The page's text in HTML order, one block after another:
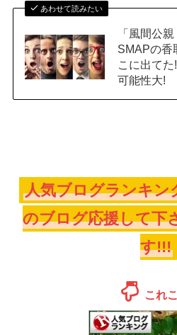
あわせて読みたい
「風間公
SMAPの香
こに出て
可能性大!
人気ブログランキン
のブログ応援して下
す!!!
これ